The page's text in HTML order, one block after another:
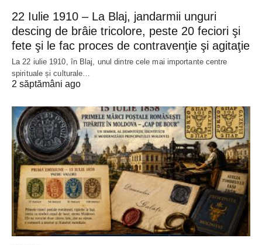
22 Iulie 1910 – La Blaj, jandarmii unguri
descing de brâie tricolore, peste 20 feciori şi
fete şi le fac proces de contravenţie şi agitaţie
La 22 iulie 1910, în Blaj, unul dintre cele mai importante centre
spirituale și culturale…
2 săptămâni ago